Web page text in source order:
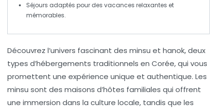
Séjours adaptés pour des vacances relaxantes et
mémorables.
Découvrez l’univers fascinant des minsu et hanok, deux
types d’hébergements traditionnels en Corée, qui vous
promettent une expérience unique et authentique. Les
minsu sont des maisons d’hôtes familiales qui offrent
une immersion dans la culture locale, tandis que les